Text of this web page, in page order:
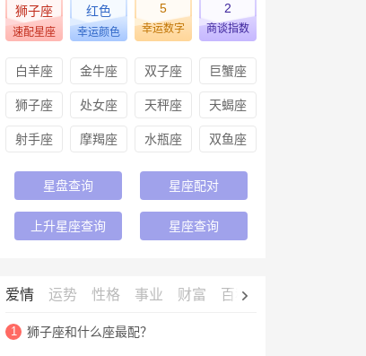
狮子座
速配星座
红色
幸运颜色
5
幸运数字
2
商谈指数
白羊座 金牛座 双子座 巨蟹座
狮子座 处女座 天秤座 天蝎座
射手座 摩羯座 水瓶座 双鱼座
星盘查询 星座配对
上升星座查询 星座查询
爱情 运势 性格 事业 财富 百科
1 狮子座和什么座最配？